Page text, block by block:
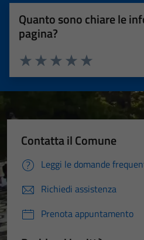
Quanto sono chiare le
pagina?
Valuta 5 stelle
Valuta 4 stelle su 5
Valuta 3 stelle su 5
Valuta 2 stelle su 5
Valuta 1 stelle su 5
Contatta il Comune
Leggi le domande
Richiedi assistenza
Prenota appuntamento